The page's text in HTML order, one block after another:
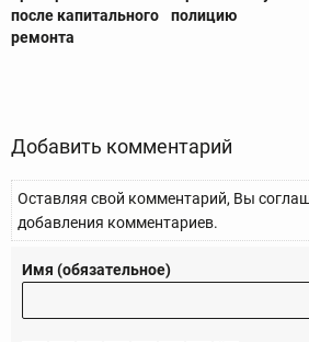
после капитального
ремонта
полицию
Добавить комментарий
Оставляя свой комментарий, Вы
добавления комментариев.
Имя (обязательное)